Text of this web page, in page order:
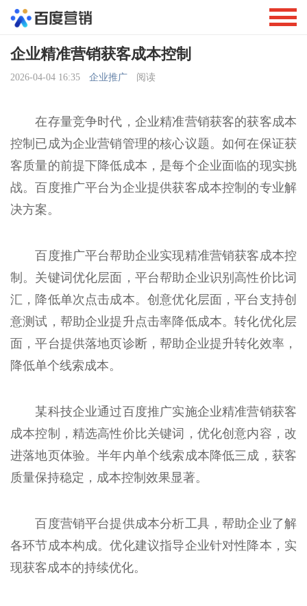
企业精准营销获客成本控制
2026-04-04 16:35 企业推广 阅读
在存量竞争时代，企业精准营销获客的获客成本
控制已成为企业营销管理的核心议题。如何在保证获
客质量的前提下降低成本，是每个企业面临的现实挑
战。百度推广平台为企业提供获客成本控制的专业解
决方案。
百度推广平台帮助企业实现精准营销获客成本控
制。关键词优化层面，平台帮助企业识别高性价比词
汇，降低单次点击成本。创意优化层面，平台支持创
意测试，帮助企业提升点击率降低成本。转化优化层
面，平台提供落地页诊断，帮助企业提升转化效率，
降低单个线索成本。
某科技企业通过百度推广实施企业精准营销获客
成本控制，精选高性价比关键词，优化创意内容，改
进落地页体验。半年内单个线索成本降低三成，获客
质量保持稳定，成本控制效果显著。
百度营销平台提供成本分析工具，帮助企业了解
各环节成本构成。优化建议指导企业针对性降本，实
现获客成本的持续优化。